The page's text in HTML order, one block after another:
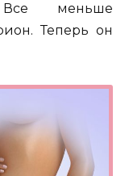
Все меньше
Теперь он